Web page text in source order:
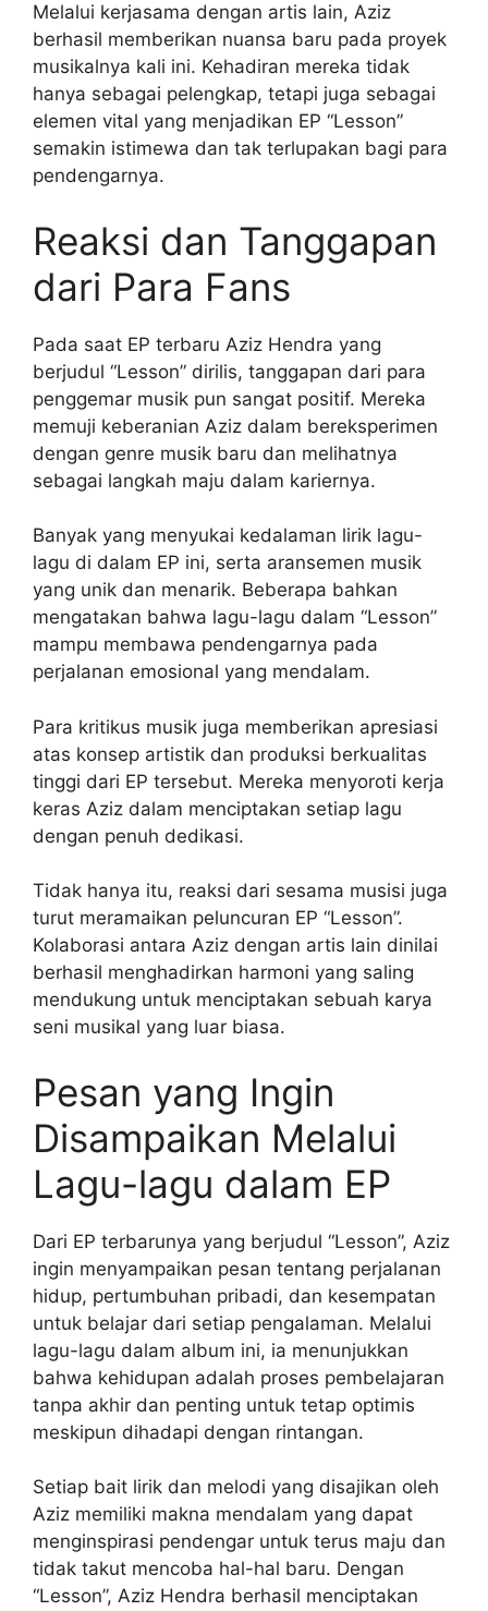
Melalui kerjasama dengan artis lain, Aziz
berhasil memberikan nuansa baru pada proyek
musikalnya kali ini. Kehadiran mereka tidak
hanya sebagai pelengkap, tetapi juga sebagai
elemen vital yang menjadikan EP “Lesson”
semakin istimewa dan tak terlupakan bagi para
pendengarnya.
Reaksi dan Tanggapan
dari Para Fans
Pada saat EP terbaru Aziz Hendra yang
berjudul “Lesson” dirilis, tanggapan dari para
penggemar musik pun sangat positif. Mereka
memuji keberanian Aziz dalam bereksperimen
dengan genre musik baru dan melihatnya
sebagai langkah maju dalam kariernya.
Banyak yang menyukai kedalaman lirik lagu-
lagu di dalam EP ini, serta aransemen musik
yang unik dan menarik. Beberapa bahkan
mengatakan bahwa lagu-lagu dalam “Lesson”
mampu membawa pendengarnya pada
perjalanan emosional yang mendalam.
Para kritikus musik juga memberikan apresiasi
atas konsep artistik dan produksi berkualitas
tinggi dari EP tersebut. Mereka menyoroti kerja
keras Aziz dalam menciptakan setiap lagu
dengan penuh dedikasi.
Tidak hanya itu, reaksi dari sesama musisi juga
turut meramaikan peluncuran EP “Lesson”.
Kolaborasi antara Aziz dengan artis lain dinilai
berhasil menghadirkan harmoni yang saling
mendukung untuk menciptakan sebuah karya
seni musikal yang luar biasa.
Pesan yang Ingin
Disampaikan Melalui
Lagu-lagu dalam EP
Dari EP terbarunya yang berjudul “Lesson”, Aziz
ingin menyampaikan pesan tentang perjalanan
hidup, pertumbuhan pribadi, dan kesempatan
untuk belajar dari setiap pengalaman. Melalui
lagu-lagu dalam album ini, ia menunjukkan
bahwa kehidupan adalah proses pembelajaran
tanpa akhir dan penting untuk tetap optimis
meskipun dihadapi dengan rintangan.
Setiap bait lirik dan melodi yang disajikan oleh
Aziz memiliki makna mendalam yang dapat
menginspirasi pendengar untuk terus maju dan
tidak takut mencoba hal-hal baru. Dengan
“Lesson”, Aziz Hendra berhasil menciptakan